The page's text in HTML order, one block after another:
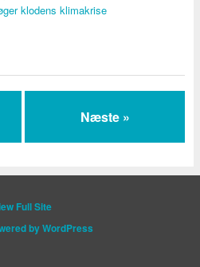
klodens klimakrise
Næste »
Full Site
by WordPress